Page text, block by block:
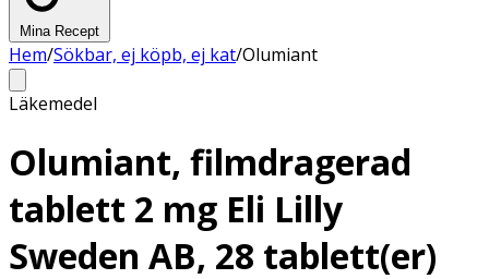
Mina Recept
Hem/Sökbar, ej köpb, ej kat/Olumiant
Läkemedel
Olumiant, filmdragerad
tablett 2 mg Eli Lilly
Sweden AB, 28 tablett(er)